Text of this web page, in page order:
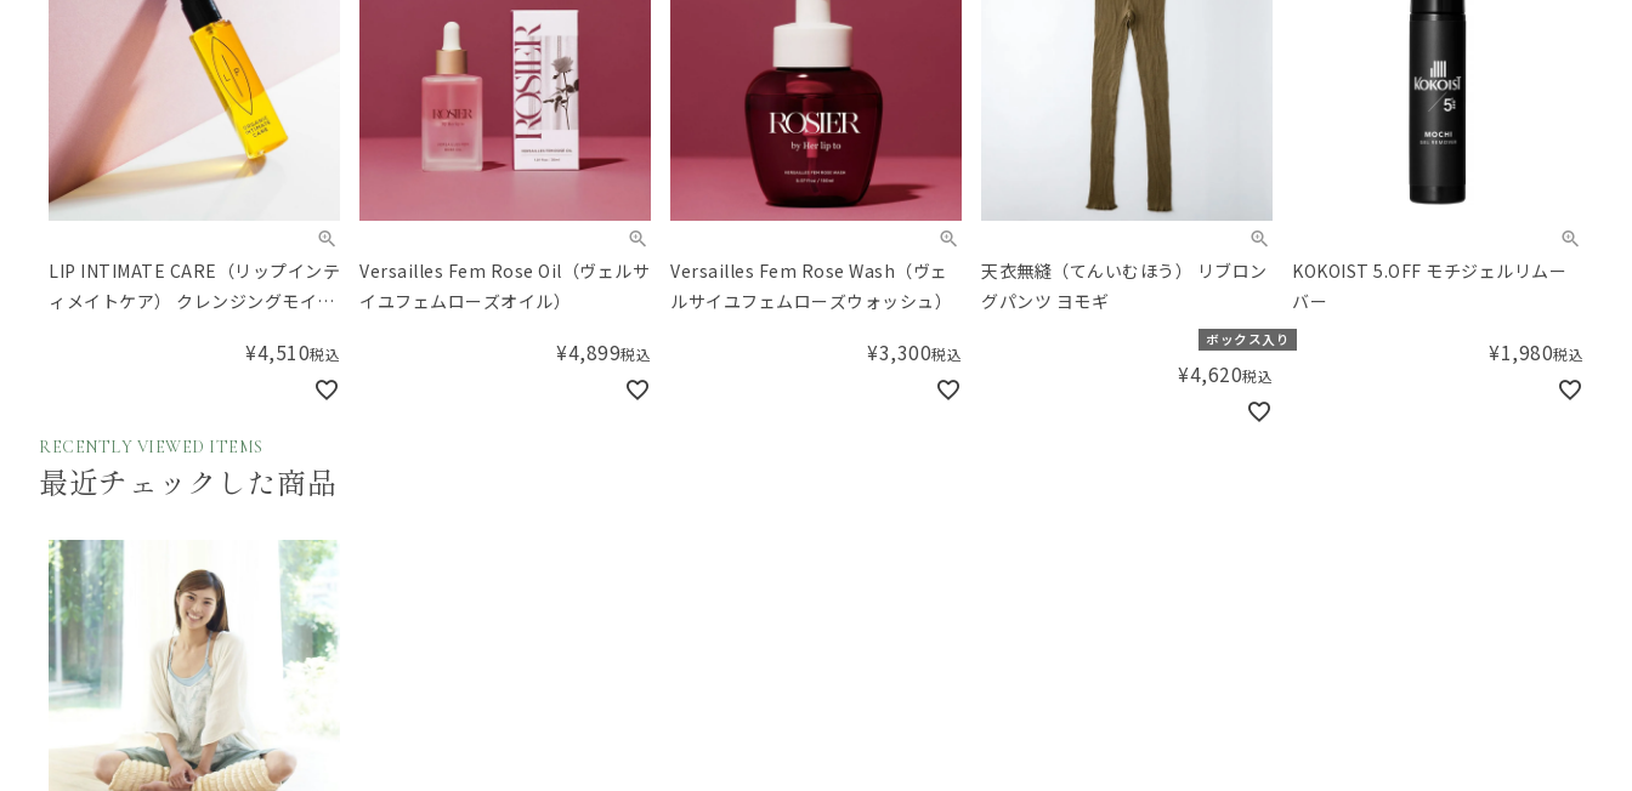
LIP INTIMATE CARE（リップインテ
ィメイトケア） クレンジングモイス
¥4,510税込
Versailles Fem Rose Oil（ヴェルサ
イユフェムローズオイル）
¥4,899税込
Versailles Fem Rose Wash（ヴェ
ルサイユフェムローズウォッシュ）
¥3,300税込
天衣無縫（てんいむほう） リブロン
グパンツ ヨモギ
ボックス入り
¥4,620税込
KOKOIST 5.OFF モチジェルリムー
バー
¥1,980税込
RECENTLY VIEWED ITEMS
最近チェックした商品